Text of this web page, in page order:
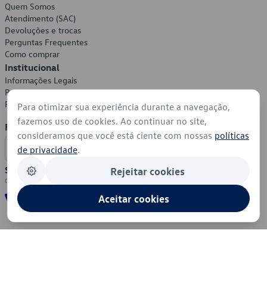
Quem Somos
Atendimento (SAC)
Devoluções e trocas
Perguntas Frequentes
Como comprar
Institucional
Informações Legais
Política de Privacidade
Política de Cookies
Formas de Pagamento
Segurança
Para otimizar sua experiência durante a navegação,
fazemos uso de cookies. Ao continuar no site,
consideramos que você está ciente com nossas políticas
de privacidade.
Rejeitar cookies
Aceitar cookies